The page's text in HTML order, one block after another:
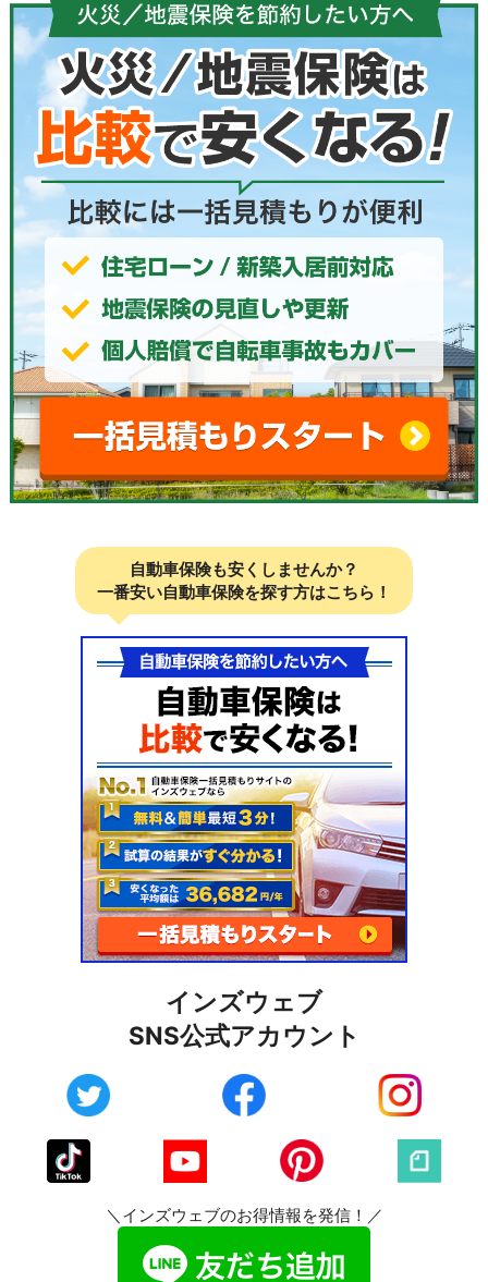
自動車保険も安くしませんか？
一番安い自動車保険を探す方はこちら！
インズウェブ
SNS公式アカウント
＼インズウェブのお得情報を発信！／